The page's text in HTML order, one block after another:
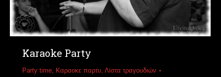
Karaoke Party
Party time Καραοκε παρτυ Λίστα τραγουδιών